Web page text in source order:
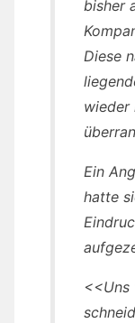
bisher
Diese
wieder
Ein
hatte
<<Uns